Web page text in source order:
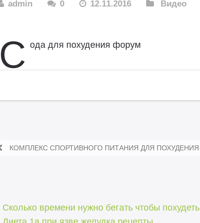
admin 0 12.11.2016 Видео
С ода для похудения форум
КОМПЛЕКС СПОРТИВНОГО ПИТАНИЯ ДЛЯ ПОХУДЕНИЯ
Сколько времени нужно бегать чтобы похудеть